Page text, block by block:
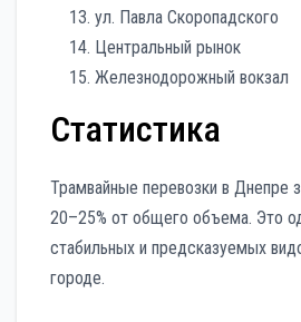
ул. Павла Скоропадского
Центральный рынок
Железнодорожный вокзал
Статистика
Трамвайные перевозки в Днепре
20–25% от общего объема. Это
стабильных и предсказуемых
городе.